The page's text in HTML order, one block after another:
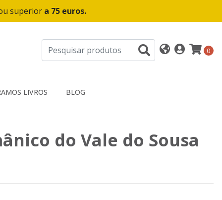
superior a 75 euros.
0
LIVROS BLOG
do Vale do Sousa